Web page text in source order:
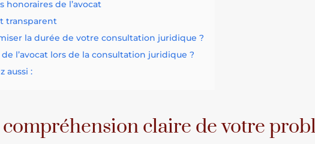
honoraires de l’avocat
transparent
la durée de votre consultation juridique ?
l’avocat lors de la consultation juridique ?
aussi :
claire de votre